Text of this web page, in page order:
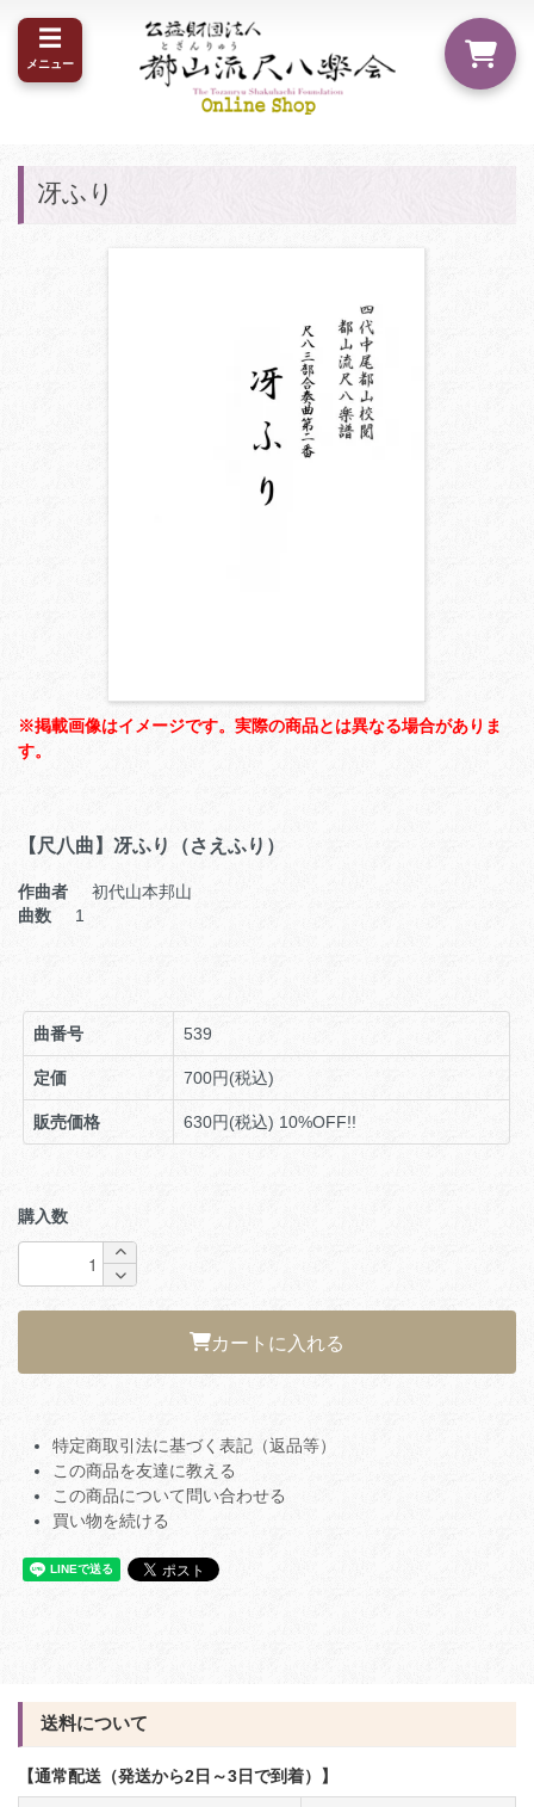
☰
メニュー
冴ふり
※掲載画像はイメージです。実際の商品とは異なる場合がありま
す。
【尺八曲】冴ふり（さえふり）
作曲者
初代山本邦山
曲数
1
曲番号 539
定価 700円(税込)
販売価格 630円(税込) 10%OFF!!
購入数
カートに入れる
特定商取引法に基づく表記（返品等）
この商品を友達に教える
この商品について問い合わせる
買い物を続ける
送料について
【通常配送（発送から2日～3日で到着）】